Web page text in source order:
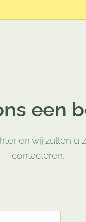
een
en wij zullen u
contacteren.